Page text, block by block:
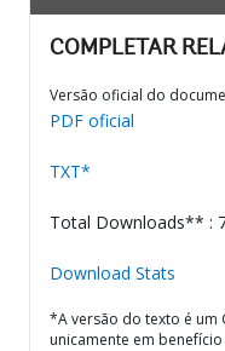
COMPLETAR
Versão oficial do
PDF oficial
TXT*
Total Downloads** :
Download Stats
*A versão do texto é um
unicamente em